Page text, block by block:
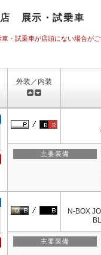
店 展示・試乗車
・試乗車が店頭にない場合が
外装／内装
主要装備
N-BOX
主要装備